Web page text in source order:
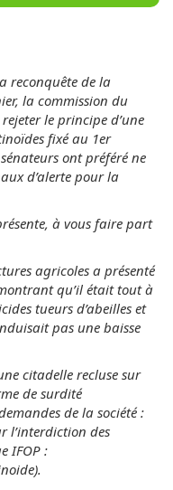
reconquête de la
la commission du
le principe d’une
fixé au 1er
ont préféré ne
d’alerte pour la
à vous faire part
agricoles a présenté
qu’il était tout à
tueurs d’abeilles et
pas une baisse
citadelle recluse sur
de surdité
de la société :
l’interdiction des
IFOP :